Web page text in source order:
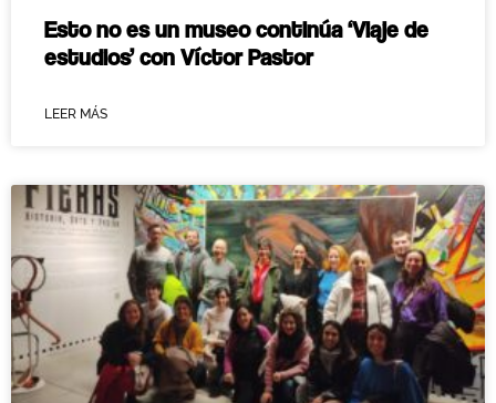
Esto no es un museo continúa ‘Viaje de
estudios’ con Víctor Pastor
LEER MÁS